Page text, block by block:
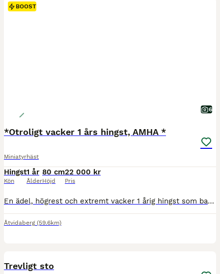
BOOST
6
*Otroligt vacker 1 års hingst, AMHA *
Miniatyrhäst
Hingst
Kön
1 år
Ålder
80 cm
Höjd
22 000 kr
Pris
En ädel, högrest och extremt vacker 1 årig hingst som bara blir bättre och bättre. Något för den kräsne som letar efter det lilla extra, körning ,avel,utställning. Fantastiskt psyke, trevlig I hantering,klippning,verkning mm Väldigt trygg i sig själv. Går just nu ensam på bete bredvid ston utan problem har respekt för eltråd. Mamman är såld men hans pappa finns här på
Åtvidaberg (59.6km)
Trevligt sto